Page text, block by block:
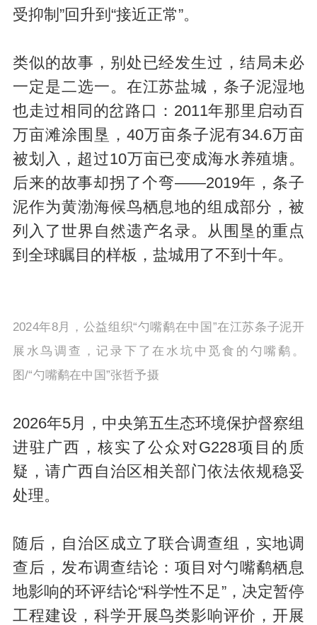
受抑制”回升到“接近正常”。
类似的故事，别处已经发生过，结局未必
一定是二选一。在江苏盐城，条子泥湿地
也走过相同的岔路口：2011年那里启动百
万亩滩涂围垦，40万亩条子泥有34.6万亩
被划入，超过10万亩已变成海水养殖塘。
后来的故事却拐了个弯——2019年，条子
泥作为黄渤海候鸟栖息地的组成部分，被
列入了世界自然遗产名录。从围垦的重点
到全球瞩目的样板，盐城用了不到十年。
2024年8月，公益组织“勺嘴鹬在中国”在江苏条子泥开
展水鸟调查，记录下了在水坑中觅食的勺嘴鹬。
图/“勺嘴鹬在中国”张哲予摄
2026年5月，中央第五生态环境保护督察组
进驻广西，核实了公众对G228项目的质
疑，请广西自治区相关部门依法依规稳妥
处理。
随后，自治区成立了联合调查组，实地调
查后，发布调查结论：项目对勺嘴鹬栖息
地影响的环评结论“科学性不足”，决定暂停
工程建设，科学开展鸟类影响评价，开展